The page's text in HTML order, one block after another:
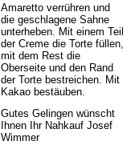
Amaretto verrühren und
die geschlagene Sahne
unterheben. Mit einem Teil
der Creme die Torte füllen,
mit dem Rest die
Oberseite und den Rand
der Torte bestreichen. Mit
Kakao bestäuben.
Gutes Gelingen wünscht
Ihnen Ihr Nahkauf Josef
Wimmer